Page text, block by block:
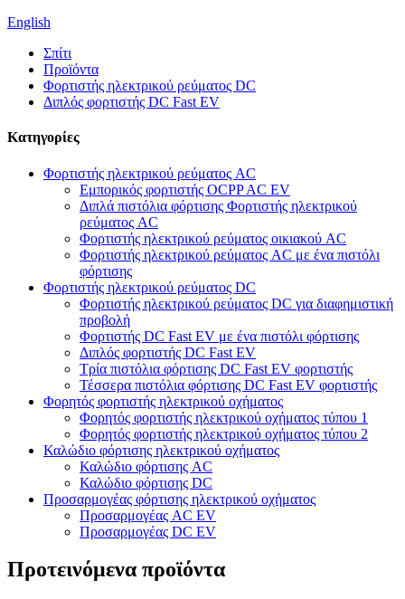
English
Σπίτι
Προϊόντα
Φορτιστής ηλεκτρικού ρεύματος DC
Διπλός φορτιστής DC Fast EV
Κατηγορίες
Φορτιστής ηλεκτρικού ρεύματος AC
Εμπορικός φορτιστής OCPP AC EV
Διπλά πιστόλια φόρτισης Φορτιστής ηλεκτρικού
ρεύματος AC
Φορτιστής ηλεκτρικού ρεύματος οικιακού AC
Φορτιστής ηλεκτρικού ρεύματος AC με ένα πιστόλι
φόρτισης
Φορτιστής ηλεκτρικού ρεύματος DC
Φορτιστής ηλεκτρικού ρεύματος DC για διαφημιστική
προβολή
Φορτιστής DC Fast EV με ένα πιστόλι φόρτισης
Διπλός φορτιστής DC Fast EV
Τρία πιστόλια φόρτισης DC Fast EV φορτιστής
Τέσσερα πιστόλια φόρτισης DC Fast EV φορτιστής
Φορητός φορτιστής ηλεκτρικού οχήματος
Φορητός φορτιστής ηλεκτρικού οχήματος τύπου 1
Φορητός φορτιστής ηλεκτρικού οχήματος τύπου 2
Καλώδιο φόρτισης ηλεκτρικού οχήματος
Καλώδιο φόρτισης AC
Καλώδιο φόρτισης DC
Προσαρμογέας φόρτισης ηλεκτρικού οχήματος
Προσαρμογέας AC EV
Προσαρμογέας DC EV
Προτεινόμενα προϊόντα